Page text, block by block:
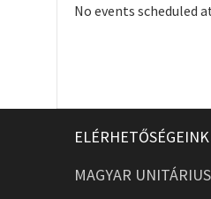
No events scheduled
ELÉRHETŐSÉGEINK
MAGYAR